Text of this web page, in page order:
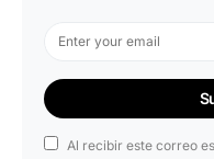
Al recibir este correo